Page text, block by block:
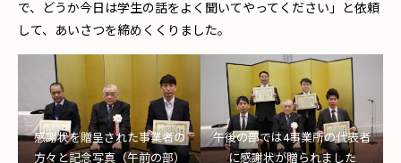
で、どうか今日は学生の話をよく聞いてやってください」と依頼
して、あいさつを締めくくりました。
感謝状を贈呈された事業者の
方々と記念写真（午前の部）
午後の部では4事業所の代表者
に感謝状が贈られました